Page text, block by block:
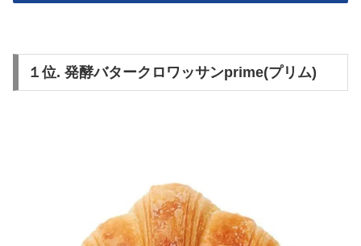
１位. 発酵バタークロワッサンprime(プリム)